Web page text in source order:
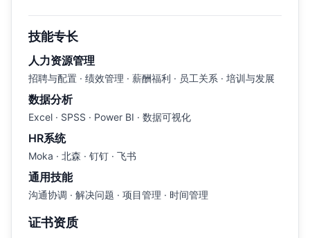
技能专长
人力资源管理
招聘与配置 · 绩效管理 · 薪酬福利 · 员工关系 · 培训与发展
数据分析
Excel · SPSS · Power BI · 数据可视化
HR系统
Moka · 北森 · 钉钉 · 飞书
通用技能
沟通协调 · 解决问题 · 项目管理 · 时间管理
证书资质